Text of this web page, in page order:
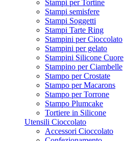
Stampi per Tortine
Stampi semisfere
Stampi Soggetti
Stampi Tarte Ring
Stampini per Cioccolato
Stampini per gelato
Stampini Silicone Cuore
Stampino per Ciambelle
Stampo per Crostate
Stampo per Macarons
Stampo per Torrone
Stampo Plumcake
Tortiere in Silicone
Utensili Cioccolato
Accessori Cioccolato